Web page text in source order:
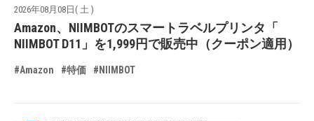
2026年08月08日( 土 )
Amazon、NIIMBOTのスマートラベルプリンタ「
NIIMBOT D11」を1,999円で販売中（クーポン適用）
#Amazon #特価 #NIIMBOT